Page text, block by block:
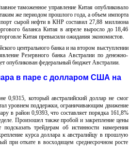
таможенное управление Китая опубликовало
же периодом прошлого года, а объем импорта
сырой нефти в КНР составил 27,88 миллиона
баланса Китая в апреле выросло до 18,46
Китая превысили ожидания экономистов.
центрального банка и на втором выступлении
Резервного банка Австралии по денежно-
опубликован федеральный бюджет Австралии.
в паре с долларом США на
0,9315, который австралийский доллар не смог
уровнем поддержки, ограничивающим движение
в район 0,9393, что составляет порядка 161,8%
Произошел также пробой и закрепление цены
трейдерам об истинности намерения
курса доллара к австралийцу в прошлую
при откате в восходящем среднесрочном росте